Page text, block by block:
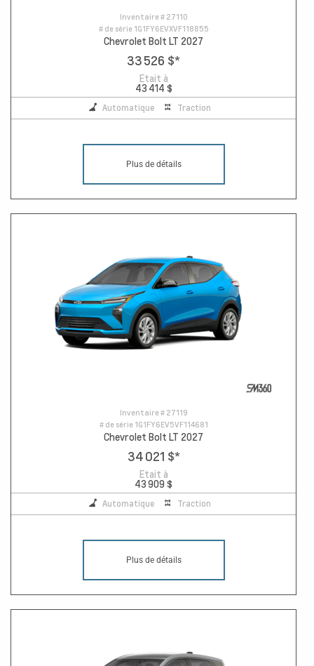
Inventaire # 27110
# de série 1G1FY6EVXVF118855
Chevrolet Bolt LT 2027
33 526 $*
Etait à
43 414 $
Automatique Traction
Plus de détails
Inventaire # 27119
# de série 1G1FY6EV5VF114681
Chevrolet Bolt LT 2027
34 021 $*
Etait à
43 909 $
Automatique Traction
Plus de détails